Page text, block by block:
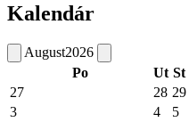
Kalendár
August2026
Po
Ut St
27
28 29
3
4 5